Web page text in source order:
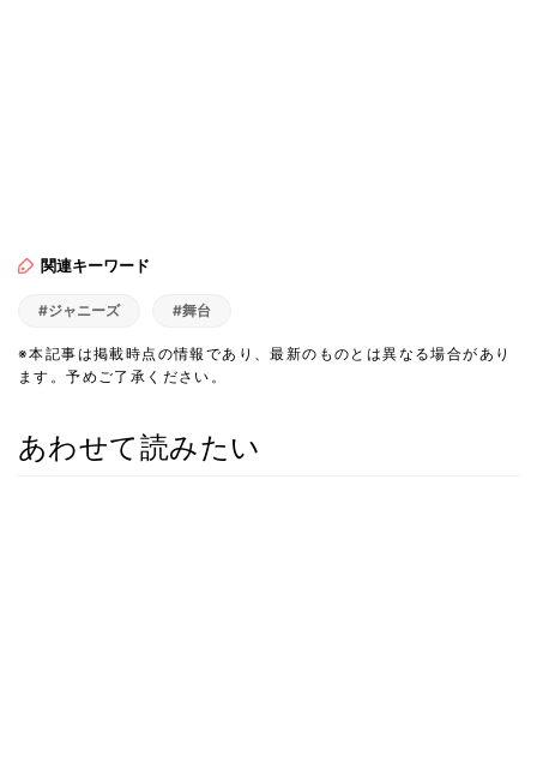
関連キーワード
#ジャニーズ #舞台
※本記事は掲載時点の情報であり、最新のものとは異なる場合があり
ます。予めご了承ください。
あわせて読みたい